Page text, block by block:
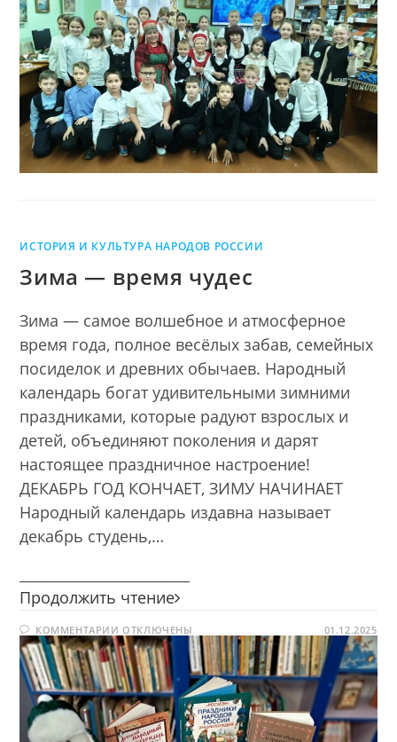
И
ДРУЖБА
ИСТОРИЯ И КУЛЬТУРА НАРОДОВ РОССИИ
Зима — время чудес
Зима — самое волшебное и атмосферное
время года, полное весёлых забав, семейных
посиделок и древних обычаев. Народный
календарь богат удивительными зимними
праздниками, которые радуют взрослых и
детей, объединяют поколения и дарят
настоящее праздничное настроение!
ДЕКАБРЬ ГОД КОНЧАЕТ, ЗИМУ НАЧИНАЕТ
Народный календарь издавна называет
декабрь студень,…
Продолжить чтение Зима
время
чудес
КОММЕНТАРИИ К
ЗАПИСИ
ЗИМА
—
ВРЕМЯ
ЧУДЕС
ОТКЛЮЧЕНЫ 01.12.2025